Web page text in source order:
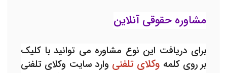
مشاوره حقوقی آنلاین
برای دریافت این نوع مشاوره می توانید با کلیک
بر روی کلمه وکلای تلفنی وارد سایت وکلای تلفنی